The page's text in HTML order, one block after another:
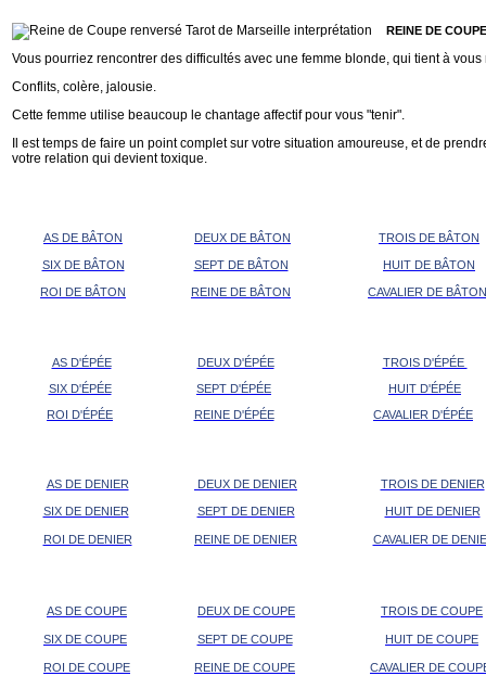
REINE DE COUPE
Vous pourriez rencontrer des difficultés avec une femme blonde, qui tient à
Conflits, colère, jalousie.
Cette femme utilise beaucoup le chantage affectif pour vous "tenir".
Il est temps de faire un point complet sur votre situation amoureuse, et de
votre relation qui devient toxique.
AS DE BÂTON DEUX DE BÂTON TROIS DE BÂTON
SIX DE BÂTON SEPT DE BÂTON HUIT DE BÂTON
ROI DE BÂTON REINE DE BÂTON CAVALIER DE BÂTON
AS D'ÉPÉE DEUX D'ÉPÉE
TROIS D'ÉPÉE
SIX D'ÉPÉE
SEPT D'ÉPÉE
HUIT D'ÉPÉE
ROI D'ÉPÉE
REINE D'ÉPÉE CAVALIER D'ÉPÉE
AS DE DENIER DEUX DE DENIER TROIS DE DENIER
SIX DE DENIER SEPT DE DENIER HUIT DE DENIER
ROI DE DENIER REINE DE DENIER CAVALIER DE
AS DE COUPE DEUX DE COUPE TROIS DE COUPE
SIX DE COUPE SEPT DE COUPE HUIT DE COUPE
ROI DE COUPE REINE DE COUPE CAVALIER DE